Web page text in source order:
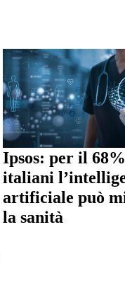
Ipsos: per il
italiani
artificiale può
la sanità